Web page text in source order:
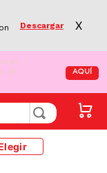
Descargar X
el
de
AQUÍ